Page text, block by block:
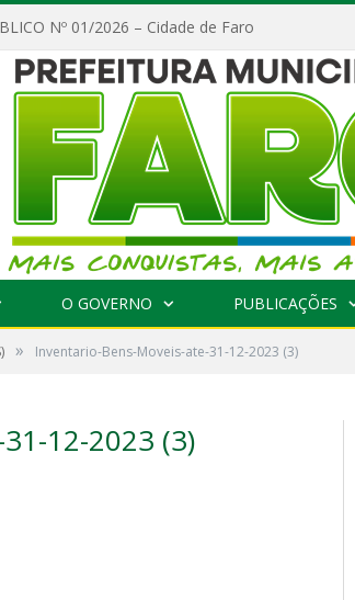
Nº 01/2026 – Cidade de Faro
O GOVERNO PUBLICAÇÕES
» Inventario-Bens-Moveis-ate-31-12-2023 (3)
31-12-2023 (3)